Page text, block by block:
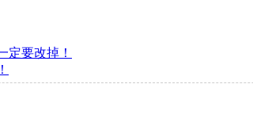
定要改掉！